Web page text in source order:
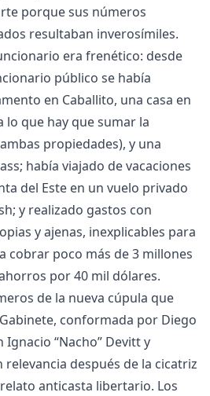
porque sus números
resultaban inverosímiles.
era frenético: desde
público se había
en Caballito, una casa en
lo que hay que sumar la
propiedades), y una
había viajado de vacaciones
del Este en un vuelo privado
y realizado gastos con
y ajenas, inexplicables para
cobrar poco más de 3 millones
por 40 mil dólares.
de la nueva cúpula que
conformada por Diego
Ignacio “Nacho” Devitt y
relevancia después de la cicatriz
anticasta libertario. Los